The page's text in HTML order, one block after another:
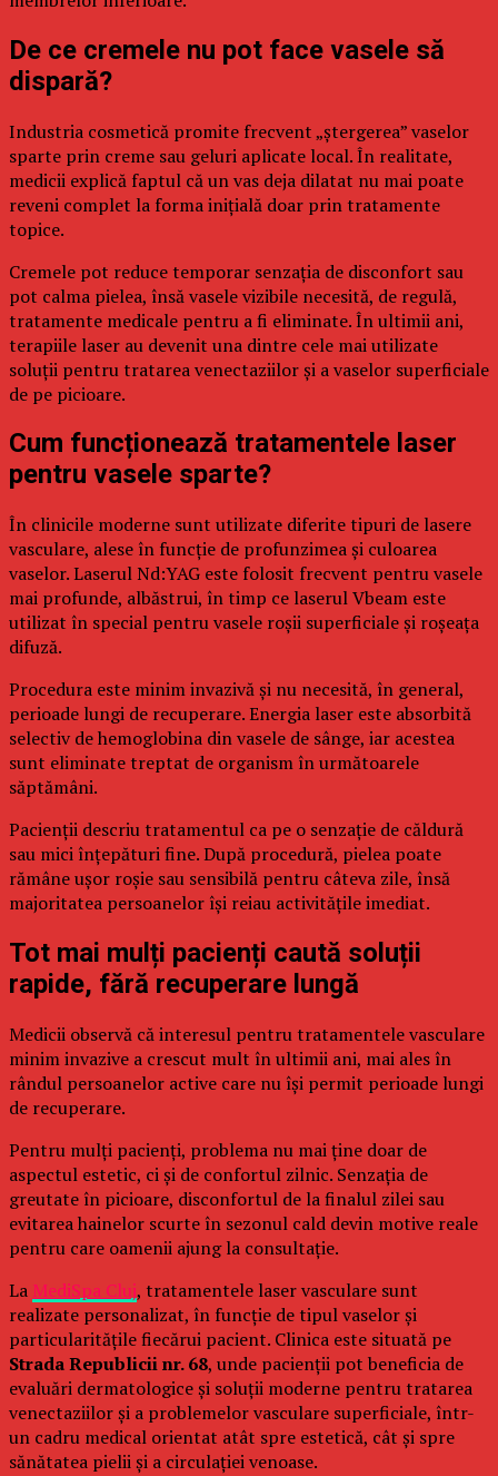
De ce cremele nu pot face vasele să
dispară?
Industria cosmetică promite frecvent „ștergerea” vaselor
sparte prin creme sau geluri aplicate local. În realitate,
medicii explică faptul că un vas deja dilatat nu mai poate
reveni complet la forma inițială doar prin tratamente
topice.
Cremele pot reduce temporar senzația de disconfort sau
pot calma pielea, însă vasele vizibile necesită, de regulă,
tratamente medicale pentru a fi eliminate. În ultimii ani,
terapiile laser au devenit una dintre cele mai utilizate
soluții pentru tratarea venectaziilor și a vaselor superficiale
de pe picioare.
Cum funcționează tratamentele laser
pentru vasele sparte?
În clinicile moderne sunt utilizate diferite tipuri de lasere
vasculare, alese în funcție de profunzimea și culoarea
vaselor. Laserul Nd:YAG este folosit frecvent pentru vasele
mai profunde, albăstrui, în timp ce laserul Vbeam este
utilizat în special pentru vasele roșii superficiale și roșeața
difuză.
Procedura este minim invazivă și nu necesită, în general,
perioade lungi de recuperare. Energia laser este absorbită
selectiv de hemoglobina din vasele de sânge, iar acestea
sunt eliminate treptat de organism în următoarele
săptămâni.
Pacienții descriu tratamentul ca pe o senzație de căldură
sau mici înțepături fine. După procedură, pielea poate
rămâne ușor roșie sau sensibilă pentru câteva zile, însă
majoritatea persoanelor își reiau activitățile imediat.
Tot mai mulți pacienți caută soluții
rapide, fără recuperare lungă
Medicii observă că interesul pentru tratamentele vasculare
minim invazive a crescut mult în ultimii ani, mai ales în
rândul persoanelor active care nu își permit perioade lungi
de recuperare.
Pentru mulți pacienți, problema nu mai ține doar de
aspectul estetic, ci și de confortul zilnic. Senzația de
greutate în picioare, disconfortul de la finalul zilei sau
evitarea hainelor scurte în sezonul cald devin motive reale
pentru care oamenii ajung la consultație.
La MediSpa Cluj, tratamentele laser vasculare sunt
realizate personalizat, în funcție de tipul vaselor și
particularitățile fiecărui pacient. Clinica este situată pe
Strada Republicii nr. 68, unde pacienții pot beneficia de
evaluări dermatologice și soluții moderne pentru tratarea
venectaziilor și a problemelor vasculare superficiale, într-
un cadru medical orientat atât spre estetică, cât și spre
sănătatea pielii și a circulației venoase.